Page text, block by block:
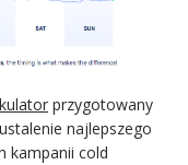
przygotowany
najlepszego
kampanii cold